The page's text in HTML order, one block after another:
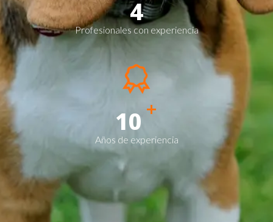
4
Profesionales con experiencia
10 +
Años de experiencia